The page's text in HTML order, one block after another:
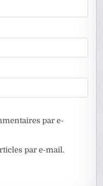
par e-
par e-mail.